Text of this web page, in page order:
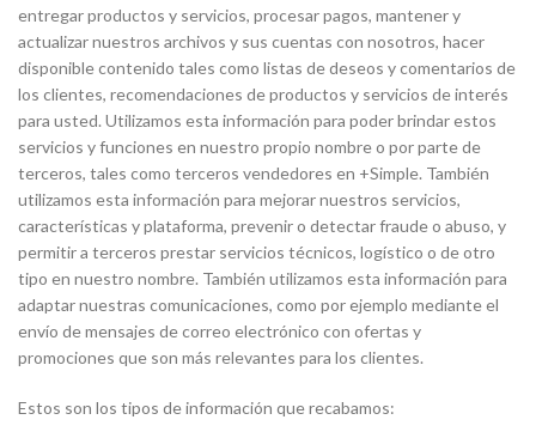
entregar productos y servicios, procesar pagos, mantener y
actualizar nuestros archivos y sus cuentas con nosotros, hacer
disponible contenido tales como listas de deseos y comentarios de
los clientes, recomendaciones de productos y servicios de interés
para usted. Utilizamos esta información para poder brindar estos
servicios y funciones en nuestro propio nombre o por parte de
terceros, tales como terceros vendedores en +Simple. También
utilizamos esta información para mejorar nuestros servicios,
características y plataforma, prevenir o detectar fraude o abuso, y
permitir a terceros prestar servicios técnicos, logístico o de otro
tipo en nuestro nombre. También utilizamos esta información para
adaptar nuestras comunicaciones, como por ejemplo mediante el
envío de mensajes de correo electrónico con ofertas y
promociones que son más relevantes para los clientes.
Estos son los tipos de información que recabamos: